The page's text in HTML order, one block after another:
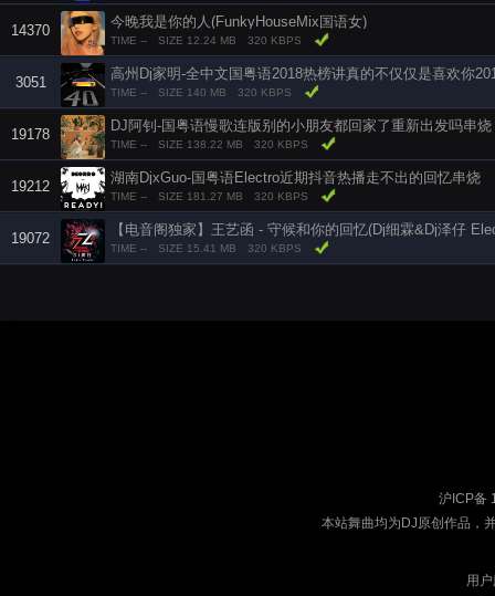
14370
今晚我是你的人(FunkyHouseMix国语女)
TIME -- SIZE 12.24 MB 320 KBPS
3051
高州Dj家明-全中文国粤语2018热榜讲真的不仅仅是喜欢你
TIME -- SIZE 140 MB 320 KBPS
19178
DJ阿钊-国粤语慢歌连版别的小朋友都回家了重新出发吗串烧
TIME -- SIZE 138.22 MB 320 KBPS
19212
湖南DjxGuo-国粤语Electro近期抖音热播走不出的回忆串烧
TIME -- SIZE 181.27 MB 320 KBPS
19072
【电音阁独家】王艺函 - 守候和你的回忆(Dj细霖&Dj泽仔
TIME -- SIZE 15.41 MB 320 KBPS
沪ICP备
本站舞曲均为DJ原创作品，
用